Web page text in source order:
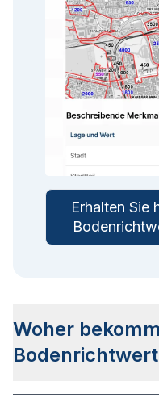
Erhalten Sie
Woher